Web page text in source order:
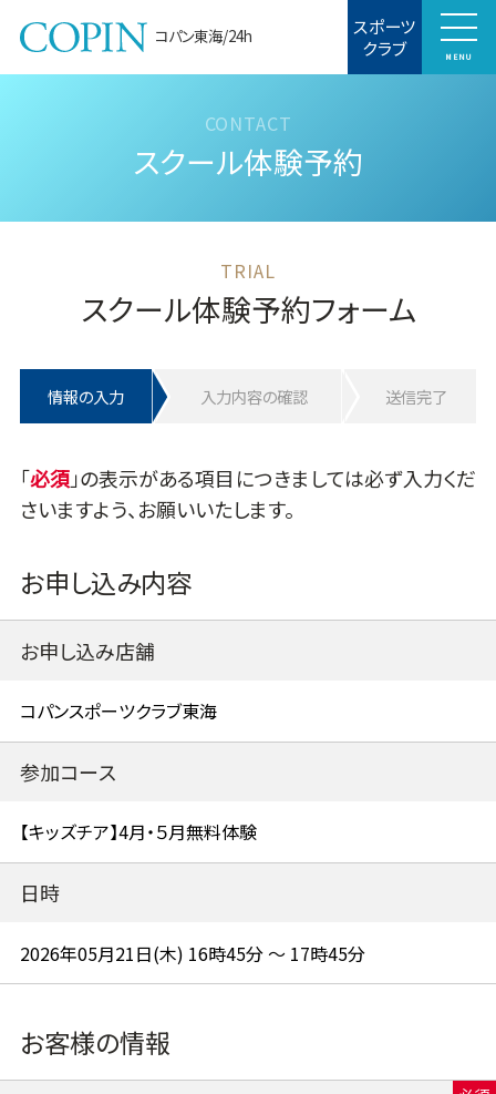
コパン東海/24h スポーツ
クラブ MENU
スクール体験予約
スクール体験予約フォーム
情報の入力 入力内容の確認 送信完了
「
」の表示がある項目につきましては必ず入力くだ
さいますよう、お願いいたします。
お申し込み内容
お申し込み店舗
参加コース
日時
お客様の情報